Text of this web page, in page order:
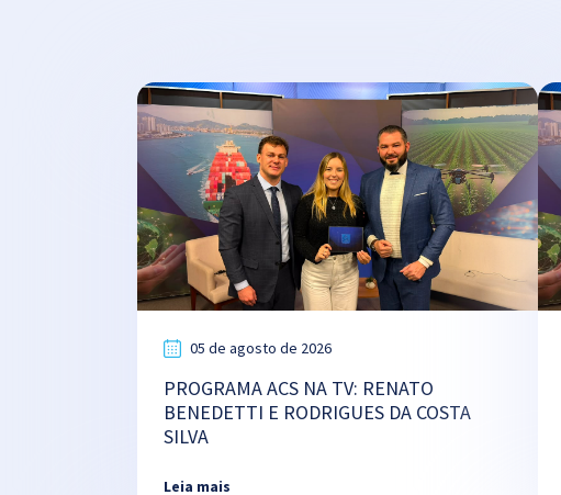
05 de agosto de 2026
PROGRAMA ACS NA TV: RENATO
BENEDETTI E RODRIGUES DA COSTA
SILVA
Leia mais